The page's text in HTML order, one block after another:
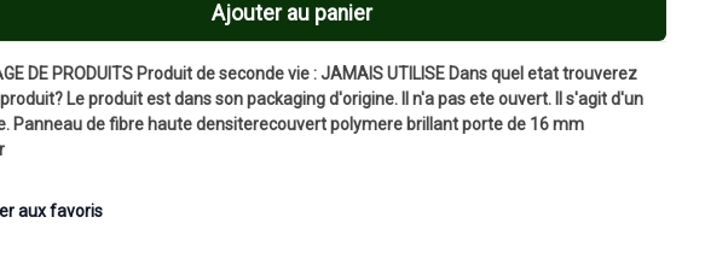
Ajouter au panier
DE PRODUITS Produit de seconde vie : JAMAIS UTILISE Dans quel etat trouverez
Le produit est dans son packaging d'origine. Il n'a pas ete ouvert. Il s'agit d'un
Panneau de fibre haute densiterecouvert polymere brillant porte de 16 mm
aux favoris